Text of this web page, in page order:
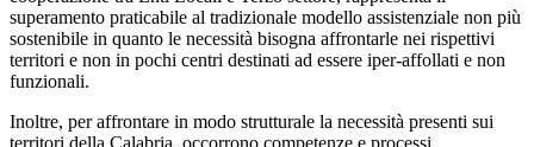
superamento praticabile al tradizionale modello assistenziale non più
sostenibile in quanto le necessità bisogna affrontarle nei rispettivi
territori e non in pochi centri destinati ad essere iper-affollati e non
funzionali.
Inoltre, per affrontare in modo strutturale la necessità presenti sui
territori della Calabria, occorrono competenze e processi